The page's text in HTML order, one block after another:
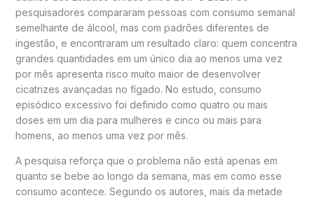
pesquisadores compararam pessoas com consumo semanal
semelhante de álcool, mas com padrões diferentes de
ingestão, e encontraram um resultado claro: quem concentra
grandes quantidades em um único dia ao menos uma vez
por mês apresenta risco muito maior de desenvolver
cicatrizes avançadas no fígado. No estudo, consumo
episódico excessivo foi definido como quatro ou mais
doses em um dia para mulheres e cinco ou mais para
homens, ao menos uma vez por mês.
A pesquisa reforça que o problema não está apenas em
quanto se bebe ao longo da semana, mas em como esse
consumo acontece. Segundo os autores, mais da metade